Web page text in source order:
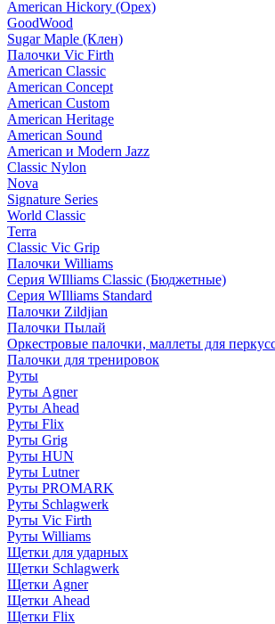
American Hickory (Орех)
GoodWood
Sugar Maple (Клен)
Палочки Vic Firth
American Classic
American Concept
American Custom
American Heritage
American Sound
American и Modern Jazz
Classic Nylon
Nova
Signature Series
World Classic
Terra
Classic Vic Grip
Палочки Williams
Серия WIlliams Classic (Бюджетные)
Серия WIlliams Standard
Палочки Zildjian
Палочки Пылай
Оркестровые палочки, маллеты для
Палочки для тренировок
Руты
Руты Agner
Руты Ahead
Руты Flix
Руты Grig
Руты HUN
Руты Lutner
Руты PROMARK
Руты Schlagwerk
Руты Vic Firth
Руты Williams
Щетки для ударных
Щетки Schlagwerk
Щетки Agner
Щетки Ahead
Щетки Flix